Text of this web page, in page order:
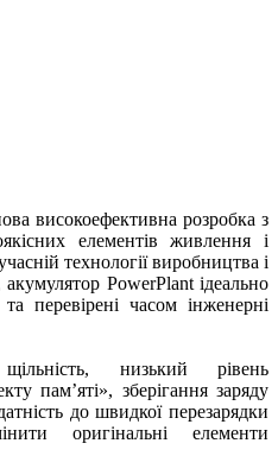
високоефективна розробка з
елементів живлення і
технології виробництва і
PowerPlant ідеально
перевірені часом інженерні
низький рівень
пам’яті», зберігання заряду
до швидкої перезарядки
оригінальні елементи